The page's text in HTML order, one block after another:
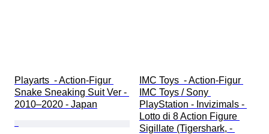
Playarts  - Action-Figur
Snake Sneaking Suit Ver -
2010–2020 - Japan
IMC Toys  - Action-Figur
IMC Toys / Sony
PlayStation - Invizimals -
Lotto di 8 Action Figure
Sigillate (Tigershark, -